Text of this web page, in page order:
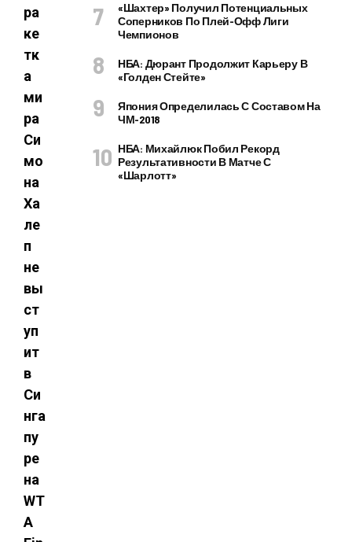
ра
ке
тк
а
ми
ра
Си
мо
на
Ха
ле
п
не
вы
ст
уп
ит
в
Си
нга
пу
ре
на
WT
A
«Шахтер» Получил Потенциальных
Соперников По Плей-Офф Лиги
Чемпионов
НБА: Дюрант Продолжит Карьеру В
«Голден Стейте»
Япония Определилась С Составом На
ЧМ-2018
НБА: Михайлюк Побил Рекорд
Результативности В Матче С
«Шарлотт»